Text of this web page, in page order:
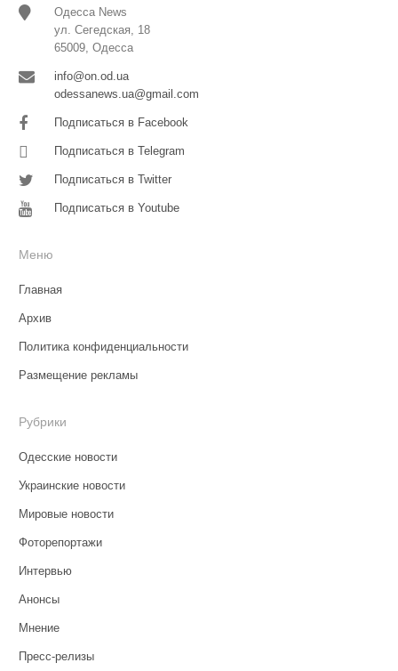
Одесса News
ул. Сегедская, 18
65009, Одесса
info@on.od.ua
odessanews.ua@gmail.com
Подписаться в Facebook
Подписаться в Telegram
Подписаться в Twitter
Подписаться в Youtube
Меню
Главная
Архив
Политика конфиденциальности
Размещение рекламы
Рубрики
Одесские новости
Украинские новости
Мировые новости
Фоторепортажи
Интервью
Анонсы
Мнение
Пресс-релизы